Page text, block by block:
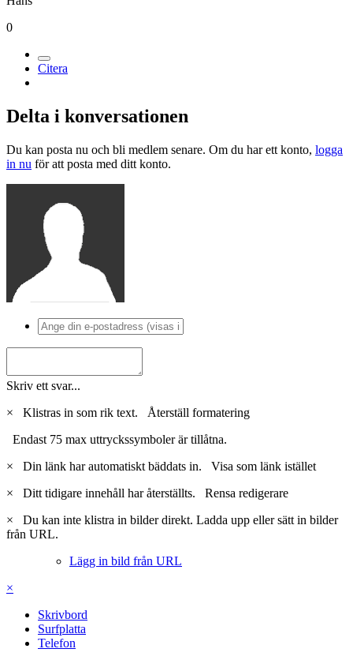
0
Citera
Delta i konversationen
Du kan posta nu och bli medlem senare. Om du har ett konto, logga
in nu för att posta med ditt konto.
Skriv ett svar...
×
Klistras in som rik text. Återställ formatering
Endast 75 max uttryckssymboler är tillåtna.
×
Din länk har automatiskt bäddats in. Visa som länk istället
×
Ditt tidigare innehåll har återställts. Rensa redigerare
×
Du kan inte klistra in bilder direkt. Ladda upp eller sätt in bilder
från URL.
Lägg in bild från URL
×
Skrivbord
Surfplatta
Telefon